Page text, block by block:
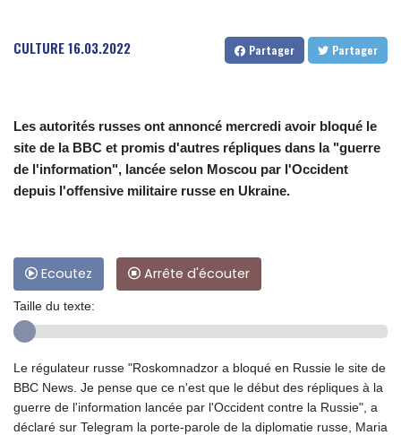
CULTURE16.03.2022 Partager Partager
Les autorités russes ont annoncé mercredi avoir bloqué le
site de la BBC et promis d'autres répliques dans la "guerre
de l'information", lancée selon Moscou par l'Occident
depuis l'offensive militaire russe en Ukraine.
Ecoutez Arrête d'écouter
Taille du texte:
Le régulateur russe "Roskomnadzor a bloqué en Russie le site de
BBC News. Je pense que ce n'est que le début des répliques à la
guerre de l'information lancée par l'Occident contre la Russie", a
déclaré sur Telegram la porte-parole de la diplomatie russe, Maria